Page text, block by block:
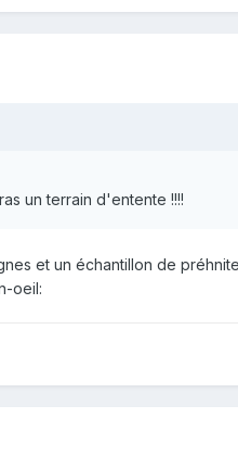
un terrain d'entente !!!!
et un échantillon de
oeil: